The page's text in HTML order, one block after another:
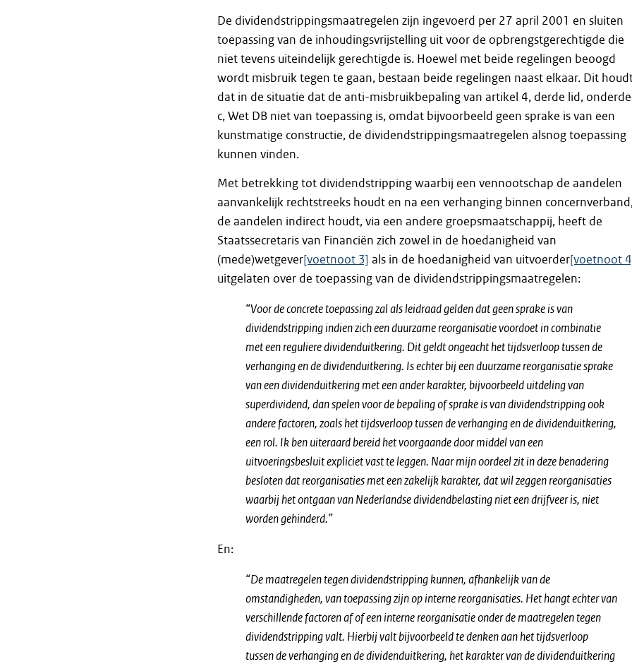
De dividendstrippingsmaatregelen zijn ingevoerd per 27 april 2001 en sluiten
toepassing van de inhoudingsvrijstelling uit voor de opbrengstgerechtigde die
niet tevens uiteindelijk gerechtigde is. Hoewel met beide regelingen beoogd
wordt misbruik tegen te gaan, bestaan beide regelingen naast elkaar. Dit
dat in de situatie dat de anti-misbruikbepaling van artikel 4, derde lid,
c, Wet DB niet van toepassing is, omdat bijvoorbeeld geen sprake is van een
kunstmatige constructie, de dividendstrippingsmaatregelen alsnog toepassing
kunnen vinden.
Met betrekking tot dividendstripping waarbij een vennootschap de aandelen
aanvankelijk rechtstreeks houdt en na een verhanging binnen
de aandelen indirect houdt, via een andere groepsmaatschappij, heeft de
Staatssecretaris van Financiën zich zowel in de hoedanigheid van
(mede)wetgever[voetnoot 3] als in de hoedanigheid van uitvoerder[voetnoot
uitgelaten over de toepassing van de dividendstrippingsmaatregelen:
“Voor de concrete toepassing zal als leidraad gelden dat geen sprake is van
dividendstripping indien zich een duurzame reorganisatie voordoet in combinatie
met een reguliere dividenduitkering. Dit geldt ongeacht het tijdsverloop tussen de
verhanging en de dividenduitkering. Is echter bij een duurzame reorganisatie sprake
van een dividenduitkering met een ander karakter, bijvoorbeeld uitdeling van
superdividend, dan spelen voor de bepaling of sprake is van dividendstripping ook
andere factoren, zoals het tijdsverloop tussen de verhanging en de dividenduitkering,
een rol. Ik ben uiteraard bereid het voorgaande door middel van een
uitvoeringsbesluit expliciet vast te leggen. Naar mijn oordeel zit in deze benadering
besloten dat reorganisaties met een zakelijk karakter, dat wil zeggen reorganisaties
waarbij het ontgaan van Nederlandse dividendbelasting niet een drijfveer is, niet
worden gehinderd.”
En:
“De maatregelen tegen dividendstripping kunnen, afhankelijk van de
omstandigheden, van toepassing zijn op interne reorganisaties. Het hangt echter van
verschillende factoren af of een interne reorganisatie onder de maatregelen tegen
dividendstripping valt. Hierbij valt bijvoorbeeld te denken aan het tijdsverloop
tussen de verhanging en de dividenduitkering, het karakter van de dividenduitkering